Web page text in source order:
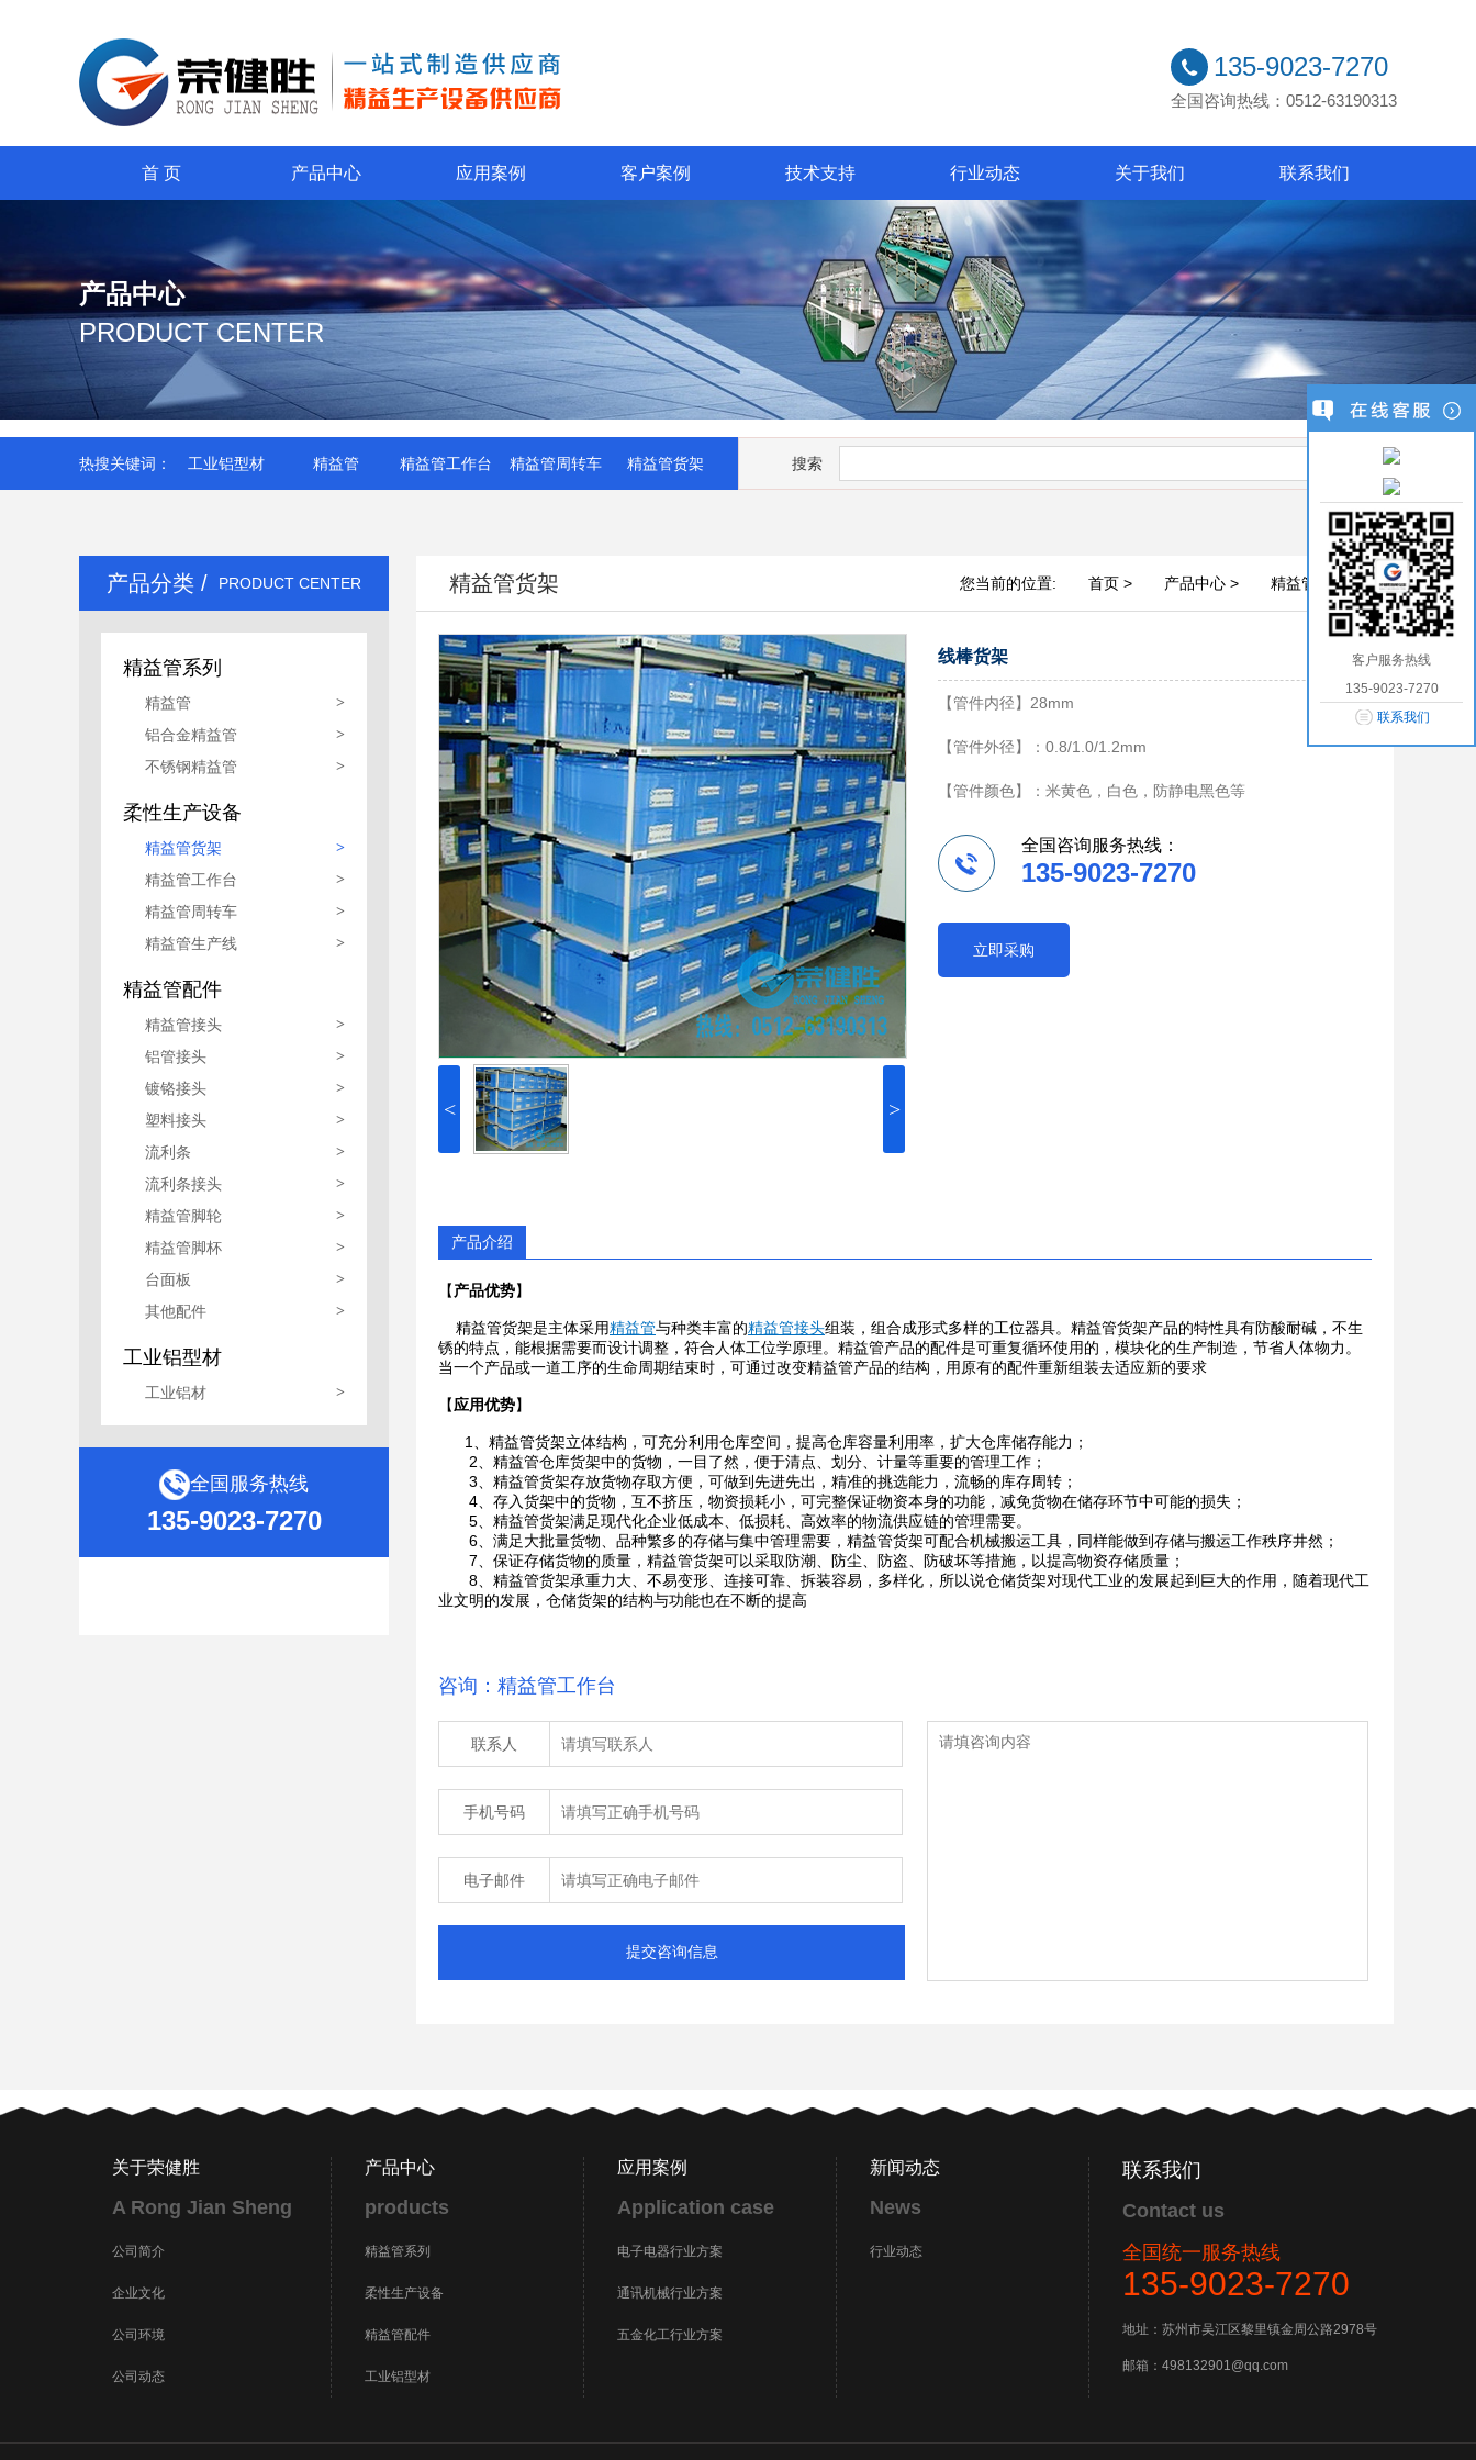
135-9023-7270
全国咨询热线：0512-63190313
首 页 产品中心 应用案例 客户案例 技术支持 行业动态 关于我们 联系我们
产品中心
PRODUCT CENTER
热搜关键词： 工业铝型材 精益管 精益管工作台 精益管周转车 精益管货架 搜索
产品分类 / PRODUCT CENTER
精益管系列
精益管 >
铝合金精益管 >
不锈钢精益管 >
柔性生产设备
精益管货架 >
精益管工作台 >
精益管周转车 >
精益管生产线 >
精益管配件
精益管接头 >
铝管接头 >
镀铬接头 >
塑料接头 >
流利条 >
流利条接头 >
精益管脚轮 >
精益管脚杯 >
台面板 >
其他配件 >
工业铝型材
工业铝材 >
全国服务热线
135-9023-7270
精益管货架 您当前的位置: 首页 > 产品中心 > 精益管货架 >
< >
线棒货架
【管件内径】28mm
【管件外径】：0.8/1.0/1.2mm
【管件颜色】：米黄色，白色，防静电黑色等
全国咨询服务热线：
135-9023-7270
立即采购
产品介绍
【产品优势】
精益管货架是主体采用精益管与种类丰富的精益管接头组装，组合成形式多样的工位器具。精益管货架产品的特性具有防酸耐碱，不生
锈的特点，能根据需要而设计调整，符合人体工位学原理。精益管产品的配件是可重复循环使用的，模块化的生产制造，节省人体物力。
当一个产品或一道工序的生命周期结束时，可通过改变精益管产品的结构，用原有的配件重新组装去适应新的要求
【应用优势】
1、精益管货架立体结构，可充分利用仓库空间，提高仓库容量利用率，扩大仓库储存能力；
2、精益管仓库货架中的货物，一目了然，便于清点、划分、计量等重要的管理工作；
3、精益管货架存放货物存取方便，可做到先进先出，精准的挑选能力，流畅的库存周转；
4、存入货架中的货物，互不挤压，物资损耗小，可完整保证物资本身的功能，减免货物在储存环节中可能的损失；
5、精益管货架满足现代化企业低成本、低损耗、高效率的物流供应链的管理需要。
6、满足大批量货物、品种繁多的存储与集中管理需要，精益管货架可配合机械搬运工具，同样能做到存储与搬运工作秩序井然；
7、保证存储货物的质量，精益管货架可以采取防潮、防尘、防盗、防破坏等措施，以提高物资存储质量；
8、精益管货架承重力大、不易变形、连接可靠、拆装容易，多样化，所以说仓储货架对现代工业的发展起到巨大的作用，随着现代工
业文明的发展，仓储货架的结构与功能也在不断的提高
咨询：精益管工作台
联系人
手机号码
电子邮件
提交咨询信息
关于荣健胜
A Rong Jian Sheng
公司简介
企业文化
公司环境
公司动态
产品中心
products
精益管系列
柔性生产设备
精益管配件
工业铝型材
应用案例
Application case
电子电器行业方案
通讯机械行业方案
五金化工行业方案
新闻动态
News
行业动态
联系我们
Contact us
全国统一服务热线
135-9023-7270
地址：苏州市吴江区黎里镇金周公路2978号
邮箱：498132901@qq.com
客户服务热线
135-9023-7270
联系我们